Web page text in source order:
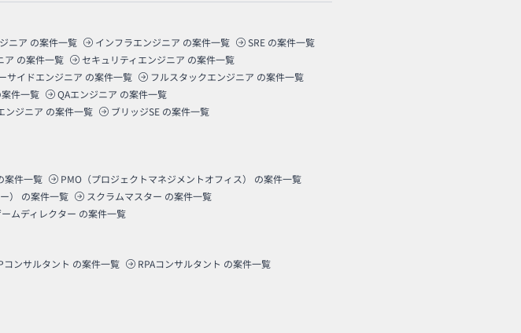
ニア の案件一覧 インフラエンジニア の案件一覧 SRE の案件一覧
ア の案件一覧 セキュリティエンジニア の案件一覧
サイドエンジニア の案件一覧 フルスタックエンジニア の案件一覧
案件一覧 QAエンジニア の案件一覧
ンジニア の案件一覧 ブリッジSE の案件一覧
案件一覧 PMO（プロジェクトマネジメントオフィス）
の案件一覧
） の案件一覧 スクラムマスター の案件一覧
ムディレクター の案件一覧
コンサルタント の案件一覧 RPAコンサルタント の案件一覧